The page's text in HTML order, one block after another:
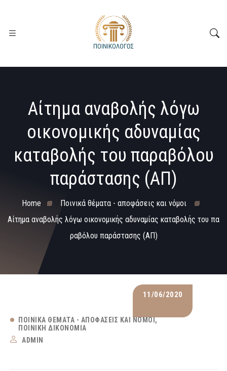
Αίτημα αναβολής λόγω
οικονομικής αδυναμίας
καταβολής του παραβόλου
παράστασης (ΑΠ)
Home
Ποινικά θέματα - αποφάσεις και νόμοι
Αίτημα αναβολής λόγω οικονομικής αδυναμίας καταβολής του πα
ραβόλου παράστασης (ΑΠ)
11/06/2020
ΠΟΙΝΙΚΆ ΘΈΜΑΤΑ - ΑΠΟΦΆΣΕΙΣ ΚΑΙ ΝΌΜΟΙ
ΠΟΙΝΙΚΉ ΔΙΚΟΝΟΜΊΑ
ADMIN